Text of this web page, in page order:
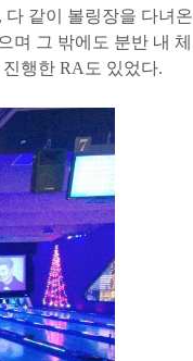
같이 볼링장을 다녀온
며 그 밖에도 분반 내 체
행한 RA도 있었다.